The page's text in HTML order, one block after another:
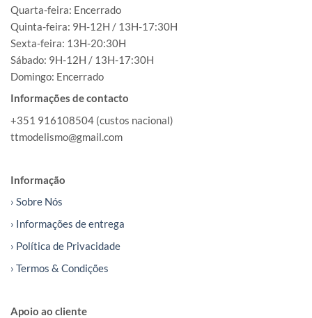
Quarta-feira: Encerrado
Quinta-feira: 9H-12H / 13H-17:30H
Sexta-feira: 13H-20:30H
Sábado: 9H-12H / 13H-17:30H
Domingo: Encerrado
Informações de contacto
+351 916108504 (custos nacional)
ttmodelismo@gmail.com
Informação
› Sobre Nós
› Informações de entrega
› Política de Privacidade
› Termos & Condições
Apoio ao cliente